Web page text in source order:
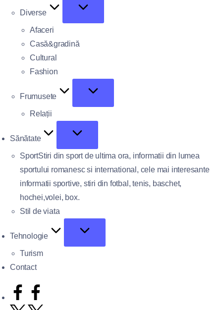
Diverse
Afaceri
Casă&gradină
Cultural
Fashion
Frumusete
Relații
Sănătate
SportStiri din sport de ultima ora, informatii din lumea
sportului romanesc si international, cele mai interesante
informatii sportive, stiri din fotbal, tenis, baschet,
hochei,volei, box.
Stil de viata
Tehnologie
Turism
Contact